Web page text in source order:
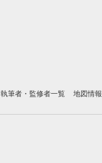
執筆者・監修者一覧 地図情報